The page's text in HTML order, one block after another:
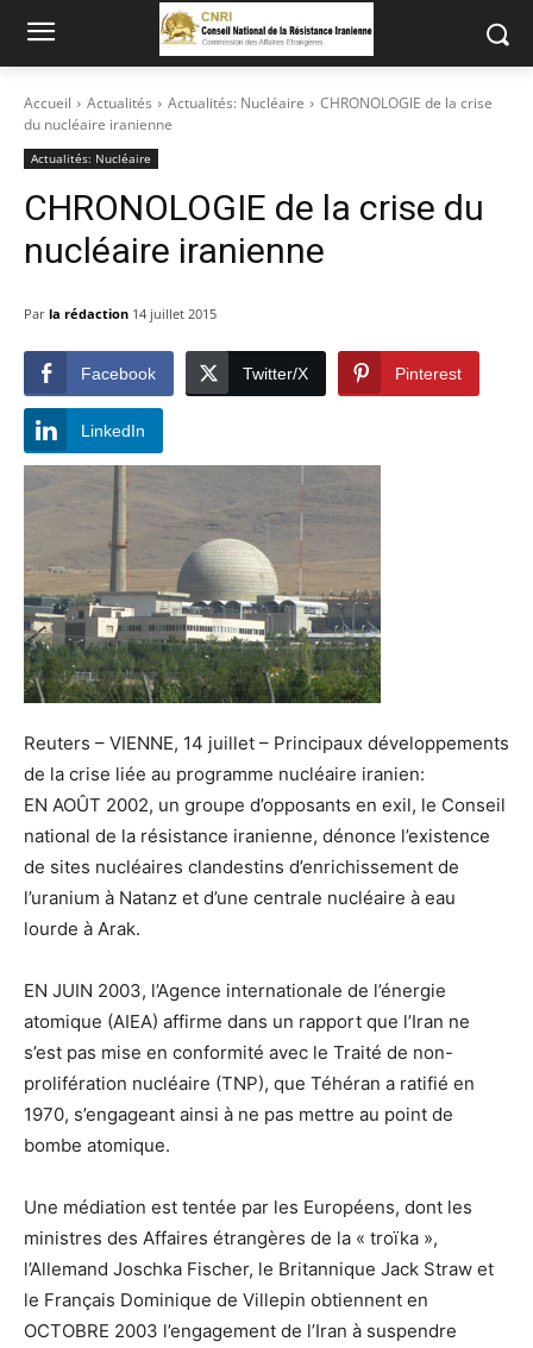
Accueil Actualités Actualités: Nucléaire
CHRONOLOGIE de la crise
du nucléaire iranienne
Actualités: Nucléaire
CHRONOLOGIE de la crise du
nucléaire iranienne
Par la rédaction 14 juillet 2015
Facebook Twitter/X Pinterest
LinkedIn
Reuters – VIENNE, 14 juillet – Principaux développements
de la crise liée au programme nucléaire iranien:
EN AOÛT 2002, un groupe d’opposants en exil, le Conseil
national de la résistance iranienne, dénonce l’existence
de sites nucléaires clandestins d’enrichissement de
l’uranium à Natanz et d’une centrale nucléaire à eau
lourde à Arak.
EN JUIN 2003, l’Agence internationale de l’énergie
atomique (AIEA) affirme dans un rapport que l’Iran ne
s’est pas mise en conformité avec le Traité de non-
prolifération nucléaire (TNP), que Téhéran a ratifié en
1970, s’engageant ainsi à ne pas mettre au point de
bombe atomique.
Une médiation est tentée par les Européens, dont les
ministres des Affaires étrangères de la « troïka »,
l’Allemand Joschka Fischer, le Britannique Jack Straw et
le Français Dominique de Villepin obtiennent en
OCTOBRE 2003 l’engagement de l’Iran à suspendre